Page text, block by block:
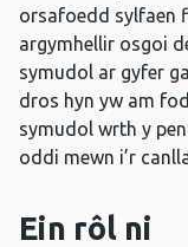
orsafoedd sylfaen
argymhellir osgoi
symudol ar gyfer
dros hyn yw am
symudol wrth y
oddi mewn i’r
Ein rôl ni